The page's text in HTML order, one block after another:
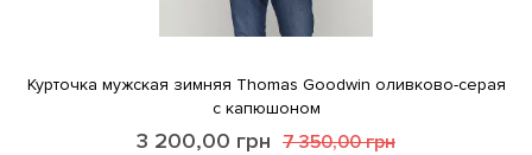
Курточка мужская зимняя Thomas Goodwin оливково-серая
с капюшоном
3 200,00 грн 7 350,00грн